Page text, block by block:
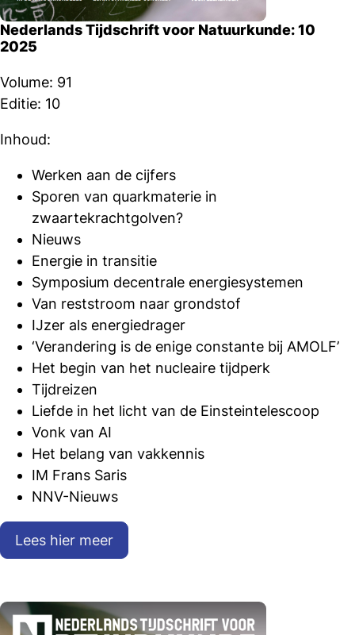
Nederlands Tijdschrift voor Natuurkunde: 10
2025
Volume: 91
Editie: 10
Inhoud:
Werken aan de cijfers
Sporen van quarkmaterie in
zwaartekrachtgolven?
Nieuws
Energie in transitie
Symposium decentrale energiesystemen
Van reststroom naar grondstof
IJzer als energiedrager
‘Verandering is de enige constante bij AMOLF’
Het begin van het nucleaire tijdperk
Tijdreizen
Liefde in het licht van de Einsteintelescoop
Vonk van AI
Het belang van vakkennis
IM Frans Saris
NNV-Nieuws
Lees hier meer